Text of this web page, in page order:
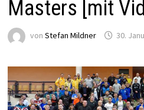
Masters [mit
von Stefan Mildner 30.